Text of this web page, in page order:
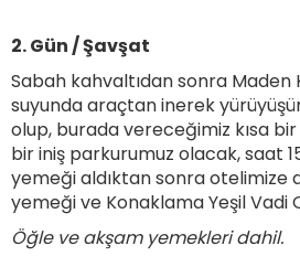
2. Gün / Şavşat
Sabah kahvaltıdan sonra Maden
suyunda araçtan inerek
olup, burada vereceğimiz kısa
bir iniş parkurumuz olacak, saat
yemeği aldıktan sonra otelimize
yemeği ve Konaklama Yeşil Vadi
Öğle ve akşam yemekleri dahil.